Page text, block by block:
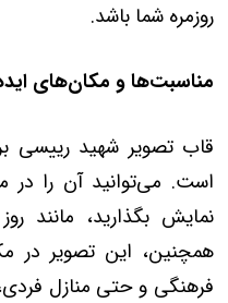
روزمره شما باشد.
مناسبت‌ها و مکان‌های
قاب تصویر شهید رییسی
است. می‌توانید آن را
نمایش بگذارید، مانند
همچنین، این تصویر در
فرهنگی و حتی منازل